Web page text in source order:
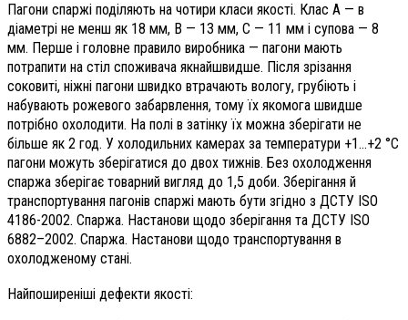
Пагони спаржі поділяють на чотири класи якості. Клас А — в
діаметрі не менш як 18 мм, В — 13 мм, С — 11 мм і супова — 8
мм. Перше і головне правило виробника — пагони мають
потрапити на стіл споживача якнайшвидше. Після зрізання
соковиті, ніжні пагони швидко втрачають вологу, грубіють і
набувають рожевого забарвлення, тому їх якомога швидше
потрібно охолодити. На полі в затінку їх можна зберігати не
більше як 2 год. У холодильних камерах за температури +1…+2 °С
пагони можуть зберігатися до двох тижнів. Без охолодження
спаржа зберігає товарний вигляд до 1,5 доби. Зберігання й
транспортування пагонів спаржі мають бути згідно з ДСТУ ISO
4186-2002. Спаржа. Настанови щодо зберігання та ДСТУ ISO
6882–2002. Спаржа. Настанови щодо транспортування в
охолодженому стані.
Найпоширеніші дефекти якості: